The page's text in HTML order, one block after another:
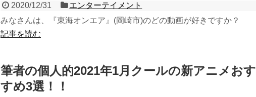
2020/12/31
エンターテイメント
みなさんは、『東海オンエア』(岡崎市)のどの動画が好きですか？
記事を読む
筆者の個人的2021年1月クールの新アニメおす
すめ3選！！